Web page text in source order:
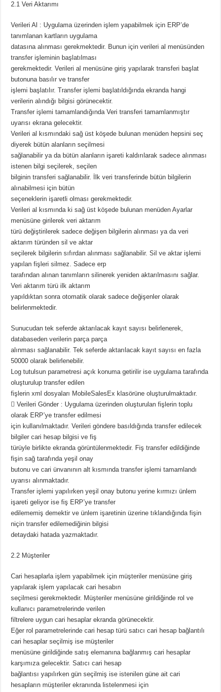
2.1 Veri Aktarımı
Verileri Al : Uygulama üzerinden işlem yapabilmek için ERP’de
tanımlanan kartların uygulama
datasına alınması gerekmektedir. Bunun için verileri al menüsünden
transfer işleminin başlatılması
gerekmektedir. Verileri al menüsüne giriş yapılarak transferi başlat
butonuna basılır ve transfer
işlemi başlatılır. Transfer işlemi başlatıldığında ekranda hangi
verilerin alındığı bilgisi görünecektir.
Transfer işlemi tamamlandığında Veri transferi tamamlanmıştır
uyarısı ekrana gelecektir.
Verileri al kısmındaki sağ üst köşede bulunan menüden hepsini seç
diyerek bütün alanların seçilmesi
sağlanabilir ya da bütün alanların işareti kaldırılarak sadece alınması
istenen bilgi seçilerek, seçilen
bilginin transferi sağlanabilir. İlk veri transferinde bütün bilgilerin
alınabilmesi için bütün
seçeneklerin işaretli olması gerekmektedir.
Verileri al kısmında ki sağ üst köşede bulunan menüden Ayarlar
menüsüne girilerek veri aktarım
türü değiştirilerek sadece değişen bilgilerin alınması ya da veri
aktarım türünden sil ve aktar
seçilerek bilgilerin sıfırdan alınması sağlanabilir. Sil ve aktar işlemi
yapılan fişleri silmez. Sadece erp
tarafından alınan tanımların silinerek yeniden aktarılmasını sağlar.
Veri aktarım türü ilk aktarım
yapıldıktan sonra otomatik olarak sadece değişenler olarak
belirlenmektedir.
Sunucudan tek seferde aktarılacak kayıt sayısı belirlenerek,
databaseden verilerin parça parça
alınması sağlanabilir. Tek seferde aktarılacak kayıt sayısı en fazla
50000 olarak belirlenebilir.
Log tutulsun parametresi açık konuma getirilir ise uygulama tarafında
oluşturulup transfer edilen
fişlerin xml dosyaları MobileSalesEx klasörüne oluşturulmaktadır.
 Verileri Gönder : Uygulama üzerinden oluşturulan fişlerin toplu
olarak ERP’ye transfer edilmesi
için kullanılmaktadır. Verileri göndere basıldığında transfer edilecek
bilgiler cari hesap bilgisi ve fiş
türüyle birlikte ekranda görüntülenmektedir. Fiş transfer edildiğinde
fişin sağ tarafında yeşil onay
butonu ve cari ünvanının alt kısmında transfer işlemi tamamlandı
uyarısı alınmaktadır.
Transfer işlemi yapılırken yeşil onay butonu yerine kırmızı ünlem
işareti geliyor ise fiş ERP’ye transfer
edilememiş demektir ve ünlem işaretinin üzerine tıklandığında fişin
niçin transfer edilemediğinin bilgisi
detaydaki hatada yazmaktadır.
2.2 Müşteriler
Cari hesaplarla işlem yapabilmek için müşteriler menüsüne giriş
yapılarak işlem yapılacak cari hesabın
seçilmesi gerekmektedir. Müşteriler menüsüne girildiğinde rol ve
kullanıcı parametrelerinde verilen
filtrelere uygun cari hesaplar ekranda görünecektir.
Eğer rol parametrelerinde cari hesap türü satıcı cari hesap bağlantılı
cari hesaplar seçilmiş ise müşteriler
menüsüne girildiğinde satış elemanına bağlanmış cari hesaplar
karşımıza gelecektir. Satıcı cari hesap
bağlantısı yapılırken gün seçilmiş ise istenilen güne ait cari
hesapların müşteriler ekranında listelenmesi için